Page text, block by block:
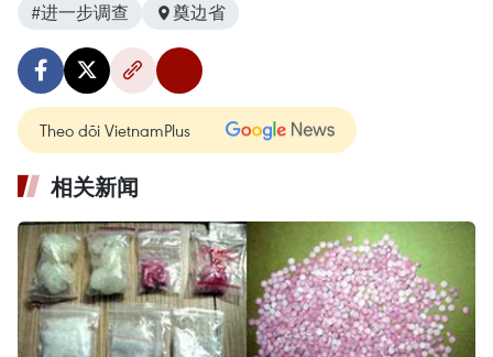
#进一步调查
奠边省
Theo dõi VietnamPlus
相关新闻